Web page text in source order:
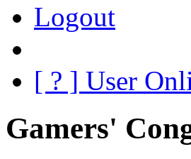
Logout
[ ? ] User
Gamers'